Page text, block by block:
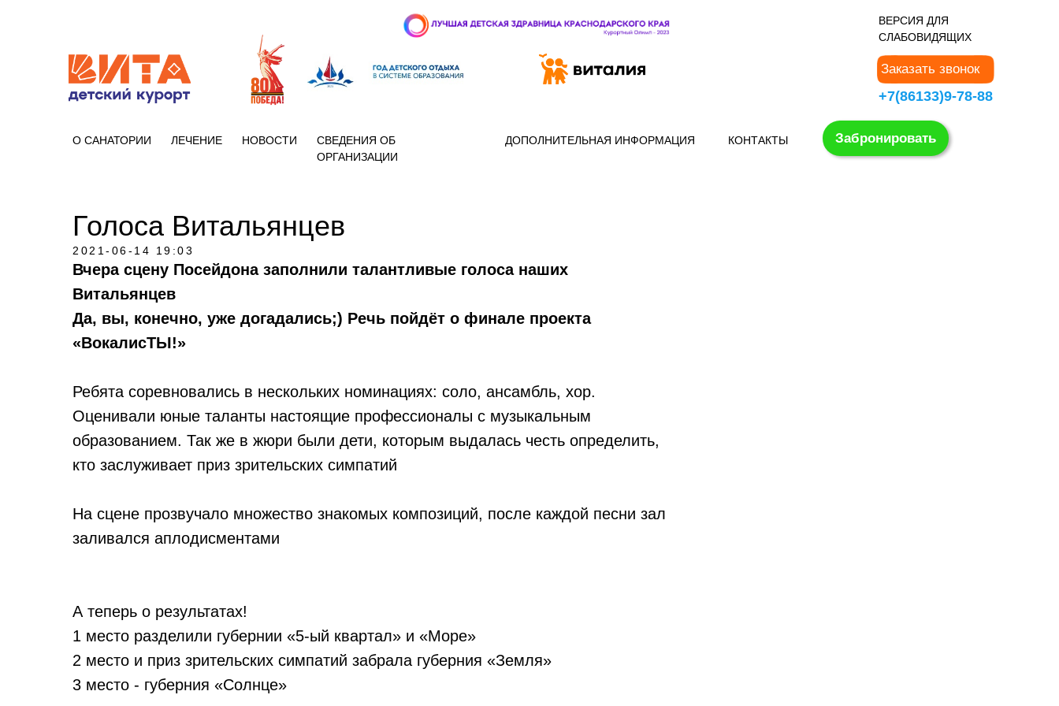
+7 (86133) 97-888 Заказать звонок
+7(86133)9-78-88
ВЕРСИЯ ДЛЯ
СЛАБОВИДЯЩИХ
О САНАТОРИИ Забронировать
КОНТАКТЫ
НОВОСТИ
СВЕДЕНИЯ ОБ
ОРГАНИЗАЦИИ
ДОПОЛНИТЕЛЬНАЯ ИНФОРМАЦИЯ
ЛЕЧЕНИЕ
Голоса Витальянцев
2021-06-14 19:03
Вчера сцену Посейдона заполнили талантливые голоса наших
Витальянцев
Да, вы, конечно, уже догадались;) Речь пойдёт о финале проекта
«ВокалисТЫ!»
Ребята соревновались в нескольких номинациях: соло, ансамбль, хор.
Оценивали юные таланты настоящие профессионалы с музыкальным
образованием. Так же в жюри были дети, которым выдалась честь определить,
кто заслуживает приз зрительских симпатий
На сцене прозвучало множество знакомых композиций, после каждой песни зал
заливался аплодисментами
А теперь о результатах!
1 место разделили губернии «5-ый квартал» и «Море»
2 место и приз зрительских симпатий забрала губерния «Земля»
3 место - губерния «Солнце»